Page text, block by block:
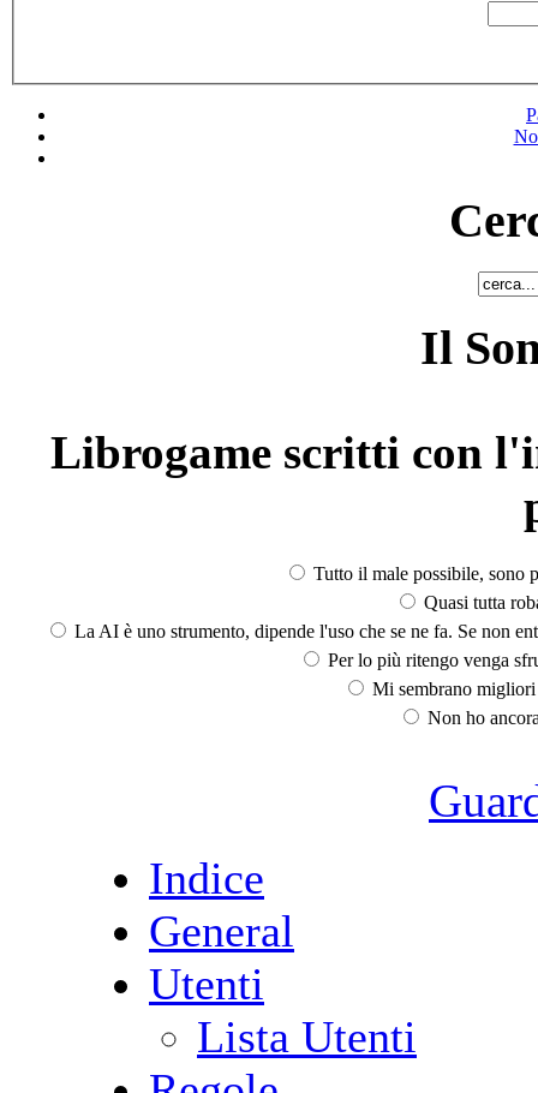
Il
Librogame scritti con
Tutto il male possibile, sono
Quasi tutta
La AI è uno strumento, dipende l'uso che se ne fa. Se non
Per lo più ritengo venga
Mi sembrano
Non ho
Indice
General
Utenti
Lista Utenti